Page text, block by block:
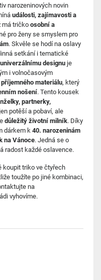
narozeninových novin
události, zajímavosti a
má tričko osobní a
pro ženy se smyslem pro
. Skvěle se hodí na oslavy
setkání i tematické
designu je
i volnočasovým
materiálu, který
nošení. Tento kousek
partnerky,
potěší a pobaví, ale
důležitý životní milník. Díky
dárkem k 40. narozeninám
na Vánoce. Jedná se o
radost každé oslavence.
koupit triko ve čtyřech
toužíte po jiné kombinaci,
na
vyhovíme.